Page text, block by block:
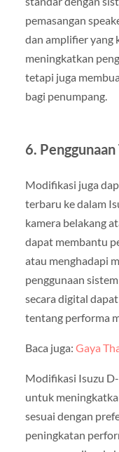
pemasangan
dan amplifier yang
meningkatkan
tetapi juga
bagi penumpang.
6.
Modifikasi juga
terbaru ke dalam
kamera belakang
dapat membantu
atau menghadapi
penggunaan
secara digital
tentang performa
Baca juga: Gaya
Modifikasi Isuzu
untuk
sesuai dengan
peningkatan